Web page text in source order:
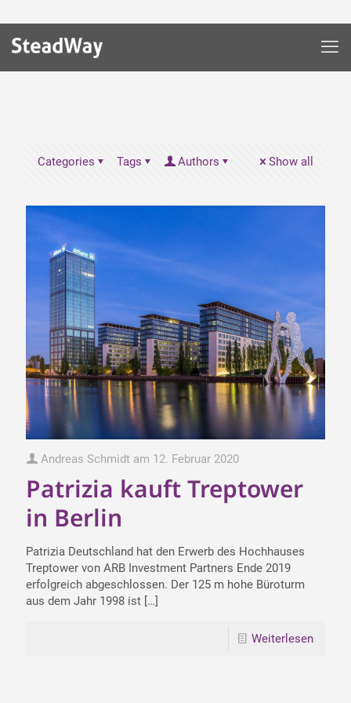
Categories Tags Authors Show all
Andreas Schmidt am 12. Februar 2020
Patrizia kauft Treptower
in Berlin
Patrizia Deutschland hat den Erwerb des Hochhauses
Treptower von ARB Investment Partners Ende 2019
erfolgreich abgeschlossen. Der 125 m hohe Büroturm
aus dem Jahr 1998 ist […]
Weiterlesen